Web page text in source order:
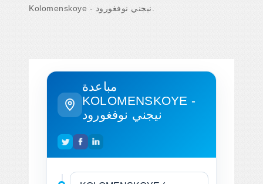
مباعدة
KOLOMENSKOYE -
نيجني نوفغورود